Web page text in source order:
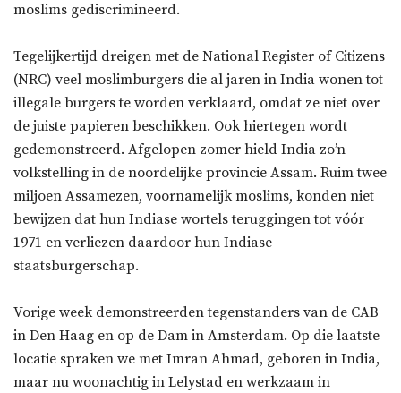
moslims gediscrimineerd.
Tegelijkertijd dreigen met de National Register of Citizens
(NRC) veel moslimburgers die al jaren in India wonen tot
illegale burgers te worden verklaard, omdat ze niet over
de juiste papieren beschikken. Ook hiertegen wordt
gedemonstreerd. Afgelopen zomer hield India zo’n
volkstelling in de noordelijke provincie Assam. Ruim twee
miljoen Assamezen, voornamelijk moslims, konden niet
bewijzen dat hun Indiase wortels teruggingen tot vóór
1971 en verliezen daardoor hun Indiase
staatsburgerschap.
Vorige week demonstreerden tegenstanders van de CAB
in Den Haag en op de Dam in Amsterdam. Op die laatste
locatie spraken we met Imran Ahmad, geboren in India,
maar nu woonachtig in Lelystad en werkzaam in